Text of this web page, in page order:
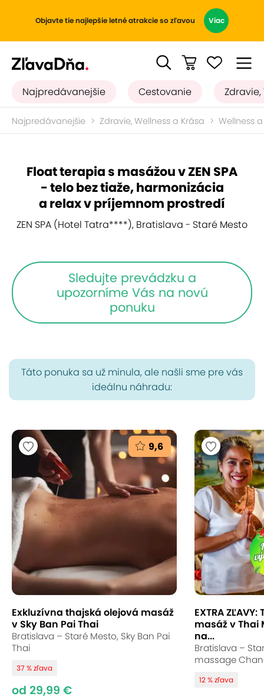
Objavte tie najlepšie letné atrakcie so zľavou Viac
Najpredávanejšie Cestovanie Zdravie,
Najpredávanejšie Zdravie, Wellness a Krása Wellness
Float terapia s masážou v ZEN SPA
- telo bez tiaže, harmonizácia
a relax v príjemnom prostredí
ZEN SPA (Hotel Tatra****), Bratislava - Staré Mesto
Sledujte prevádzku a
upozorníme Vás na novú
ponuku
Táto ponuka sa už minula, ale našli sme pre vás
ideálnu náhradu:
9,6
Exkluzívna thajská olejová masáž
v Sky Ban Pai Thai
Bratislava – Staré Mesto, Sky Ban Pai
Thai
37 % zľava
od 29,99 €
EXTRA
masáž v Thai
na...
Bratislava –
massage
12 % zľava